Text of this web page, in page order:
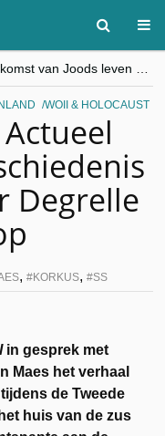
“Besnijdenisdebat toont hoe moeilijk seculiere Westen minderheden begrijpt”, Jinnih Beels (Vooruit)
CITYTRIP | ROEMENIË – Boekarest: de verrassing van Oost-Europa
WOII & HOLOCAUST
Degrelle
, KORKUS, SS
in gesprek met
Maes het verhaal
de Tweede
huis van de zus